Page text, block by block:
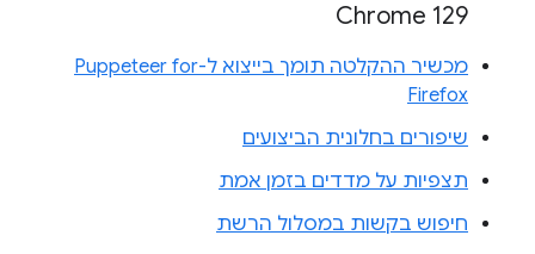
Chrome 129
מכשיר ההקלטה תומך בייצוא ל-Puppeteer for
Firefox
שיפורים בחלונית הביצועים
תצפיות על מדדים בזמן אמת
חיפוש בקשות במסלול הרשת